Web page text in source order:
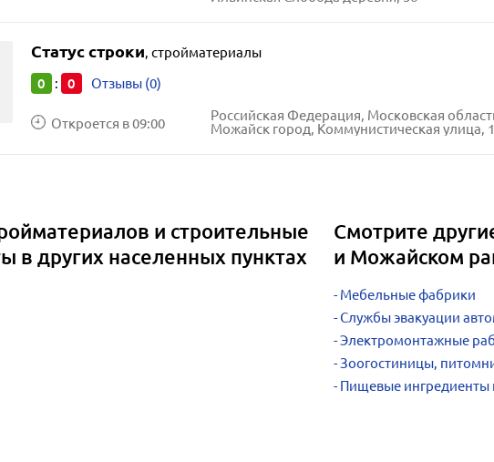
Статус строки, стройматериалы
0 : 0 Отзывы (0)
Откроется в 09:00
Российская Федерация, Московская
Можайск город, Коммунистическая улица,
и строительные
в других населенных пунктах
Смотрите
и Можайском
Мебельные фабрики
Службы эвакуации
Электромонтажные
Зоогостиницы,
Пищевые